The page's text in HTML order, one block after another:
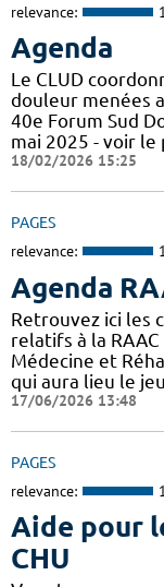
relevance:
Agenda
Le CLUD
douleur menées
40e Forum Sud
mai 2025 - voir
18/02/2026 15:25
PAGES
relevance:
Agenda
Retrouvez ici les
relatifs à la
Médecine et
qui aura lieu le
17/06/2026 13:48
PAGES
relevance:
Aide pour
CHU